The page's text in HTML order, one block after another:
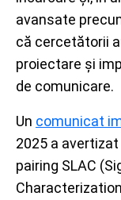
avansate
că cercetătorii
proiectare și
de comunicare.
Un comunicat
2025 a
pairing SLAC